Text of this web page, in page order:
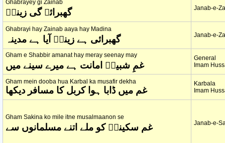
Ghabrayey gi Zainab
گھبرائے گی زینبؑ Janab-e-
Ghabrayi hay Zainab aaya hay Madina
گھبرائی ہے زینبؑ آیا ہے مدینہ Janab-e-
Gham e Shabbir amanat hay meray seenay may
غمِ شبیرؑ امانت ہے میرے سینے میں
General
Imam
Gham mein dooba hua Karbal ka musafir dekha
غم میں ڈابا ہوا کربل کا مسافر دیکھا
Karbala
Imam
Gham Sakina ko mile itne musalmaanon se
غم سکینہؑ کو ملے اتنے مسلمانوں سے Janab-e-